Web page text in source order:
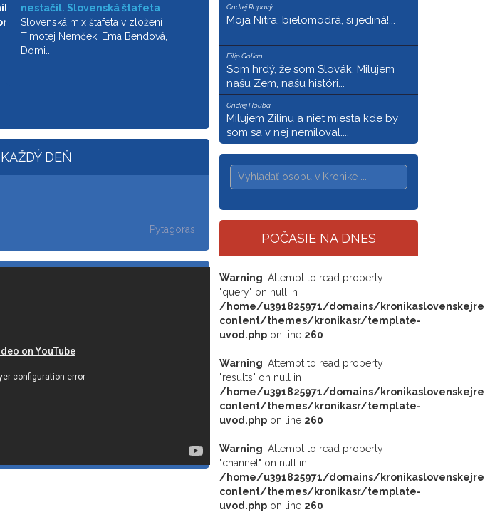
public_html/wp-
nestačil. Slovenská štafeta
predviedla na MS skvelý výkon, no
finále jej ušlo
Slovenská mix štafeta v zložení
Timotej Nemček, Ema Bendová,
Domi...
DEŇ
Pytagoras
Ondrej Rapavý
Moja Nitra, bielomodrá, si jediná!...
Filip Golian
Som hrdý, že som Slovák. Milujem
našu Zem, našu históri...
Ondrej Houba
Milujem Zilinu a niet miesta kde by
som sa v nej nemiloval....
POČASIE NA DNES
Warning: Attempt to read property
"query" on null in
/home/u391825971/domains/
content/themes/kronikasr/template-
uvod.php on line 260
Warning: Attempt to read property
"results" on null in
/home/u391825971/domains/
content/themes/kronikasr/template-
uvod.php on line 260
Warning: Attempt to read property
"channel" on null in
/home/u391825971/domains/
content/themes/kronikasr/template-
uvod.php on line 260